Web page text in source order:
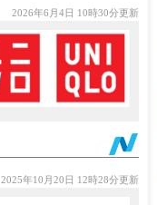
2026年6月4日 10時30分更新
2025年10月20日 12時28分更新